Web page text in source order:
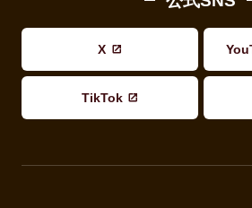
X
TikTok